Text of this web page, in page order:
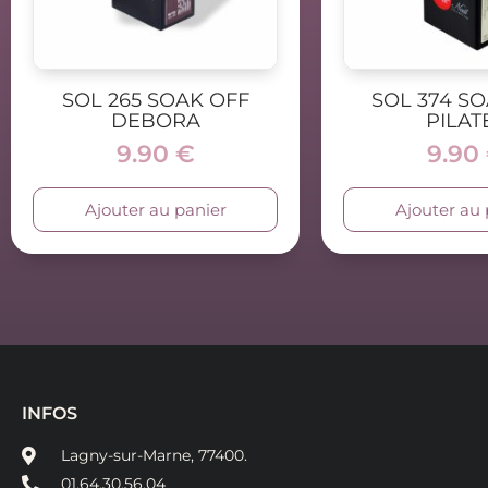
SOL 265 SOAK OFF
DEBORA
9.90 €
Ajouter au panier
SOL 374
9.90
Ajouter au
INFOS
Lagny-sur-Marne, 77400.